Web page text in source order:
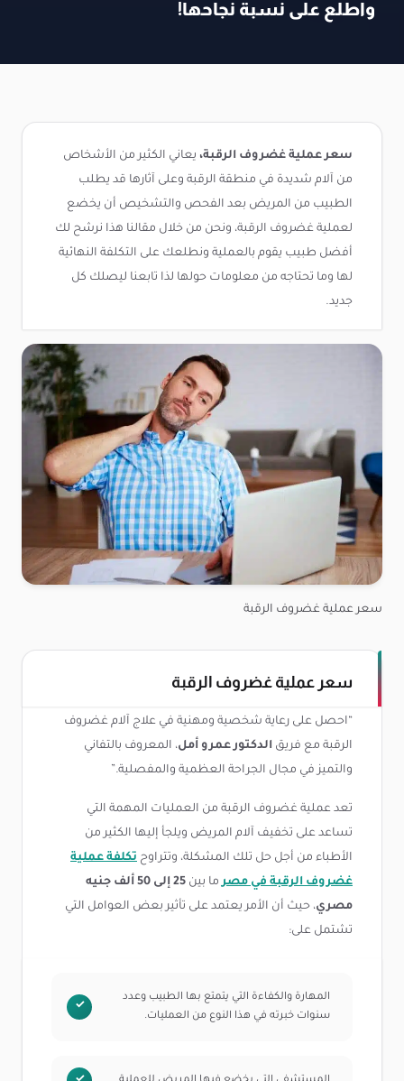
واطلع على نسبة نجاحها!
سعر عملية غضروف الرقبة، يعاني الكثير من الأشخاص
من آلام شديدة في منطقة الرقبة وعلى آثارها قد يطلب
الطبيب من المريض بعد الفحص والتشخيص أن يخضع
لعملية غضروف الرقبة، ونحن من خلال مقالنا هذا نرشح لك
أفضل طبيب يقوم بالعملية ونطلعك على التكلفة النهائية
لها وما تحتاجه من معلومات حولها لذا تابعنا ليصلك كل
جديد.
سعر عملية غضروف الرقبة
سعر عملية غضروف الرقبة
“احصل على رعاية شخصية ومهنية في علاج آلام غضروف
الرقبة مع فريق الدكتور عمرو أمل، المعروف بالتفاني
والتميز في مجال الجراحة العظمية والمفصلية.”
تعد عملية غضروف الرقبة من العمليات المهمة التي
تساعد على تخفيف آلام المريض ويلجأ إليها الكثير من
الأطباء من أجل حل تلك المشكلة، وتتراوح تكلفة عملية
غضروف الرقبة في مصر ما بين
25 إلى 50 ألف جنيه
مصري، حيث أن الأمر يعتمد على تأثير بعض العوامل التي
تشتمل على:
المهارة والكفاءة التي يتمتع بها الطبيب وعدد
سنوات خبرته في هذا النوع من العمليات.